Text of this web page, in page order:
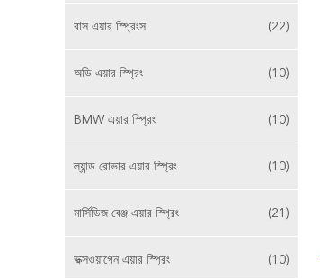
বাস এয়ার স্প্রিংস (22)
অডি এয়ার স্প্রিং (10)
BMW এয়ার স্প্রিং (10)
ল্যান্ড রোভার এয়ার স্প্রিং (10)
মার্সিডিজ বেঞ্জ এয়ার স্প্রিং (21)
ভক্সওয়াগেন এয়ার স্প্রিং (10)